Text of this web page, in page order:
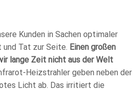
Kunden in Sachen optimaler
und Tat zur Seite. Einen großen
lange Zeit nicht aus der Welt
Heizstrahler geben neben der
Licht ab. Das irritiert die